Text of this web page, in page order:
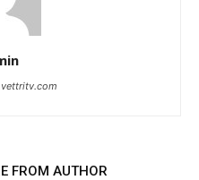
FROM AUTHOR